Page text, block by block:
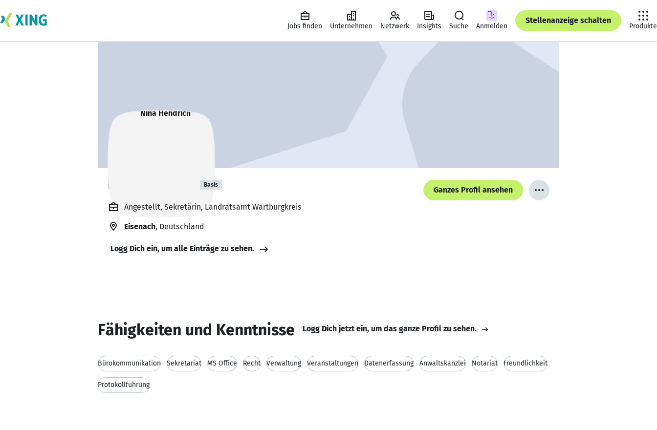
Jobs finden Unternehmen Netzwerk Insights Suche Anmelden
Stellenanzeige schalten
Produkte
Nina Hendrich Basis
Ganzes Profil ansehen
Angestellt, Sekretärin, Landratsamt Wartburgkreis
Eisenach, Deutschland
Logg Dich ein, um alle Einträge zu sehen.
Fähigkeiten und Kenntnisse Logg Dich jetzt ein, um das ganze Profil zu sehen.
Bürokommunikation Sekretariat MS Office Recht Verwaltung Veranstaltungen Datenerfassung Anwaltskanzlei Notariat Freundlichkeit
Protokollführung